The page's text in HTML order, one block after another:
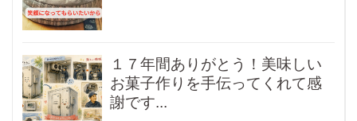
１７年間ありがとう！美味しい
お菓子作りを手伝ってくれて感
謝です...